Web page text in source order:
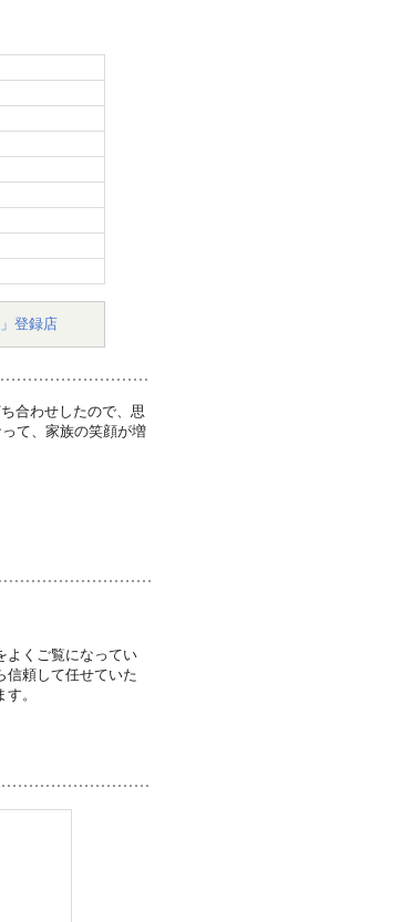
登録店
合わせしたので、思
て、家族の笑顔が増
よくご覧になってい
信頼して任せていた
。